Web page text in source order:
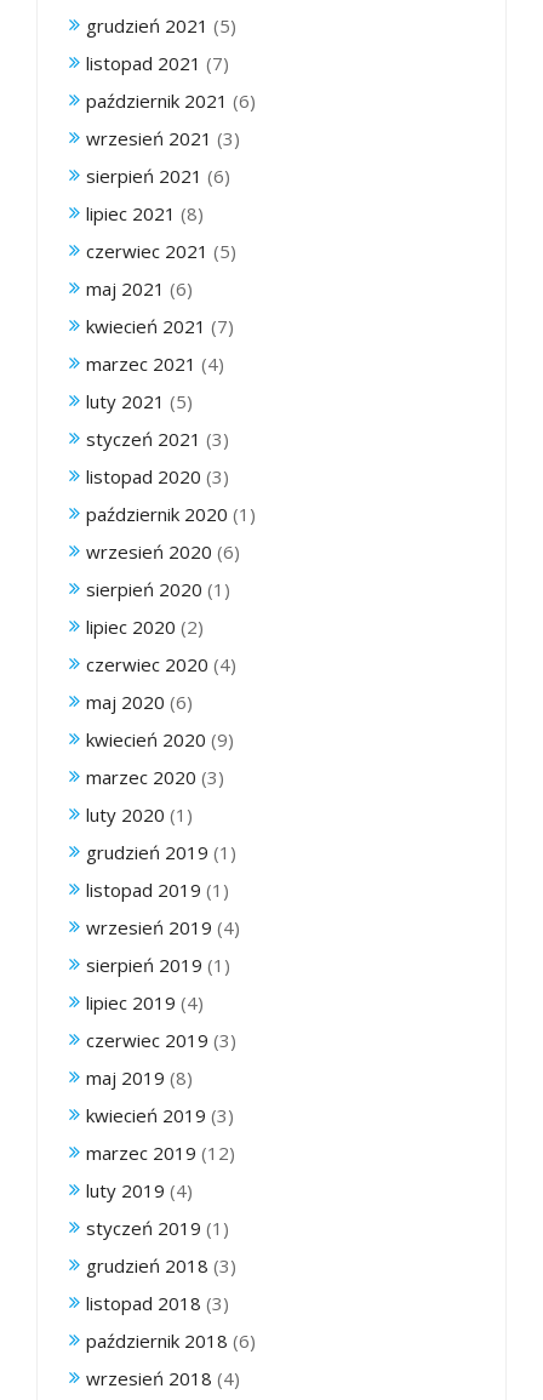
grudzień 2021 (5)
listopad 2021 (7)
październik 2021 (6)
wrzesień 2021 (3)
sierpień 2021 (6)
lipiec 2021 (8)
czerwiec 2021 (5)
maj 2021 (6)
kwiecień 2021 (7)
marzec 2021 (4)
luty 2021 (5)
styczeń 2021 (3)
listopad 2020 (3)
październik 2020 (1)
wrzesień 2020 (6)
sierpień 2020 (1)
lipiec 2020 (2)
czerwiec 2020 (4)
maj 2020 (6)
kwiecień 2020 (9)
marzec 2020 (3)
luty 2020 (1)
grudzień 2019 (1)
listopad 2019 (1)
wrzesień 2019 (4)
sierpień 2019 (1)
lipiec 2019 (4)
czerwiec 2019 (3)
maj 2019 (8)
kwiecień 2019 (3)
marzec 2019 (12)
luty 2019 (4)
styczeń 2019 (1)
grudzień 2018 (3)
listopad 2018 (3)
październik 2018 (6)
wrzesień 2018 (4)